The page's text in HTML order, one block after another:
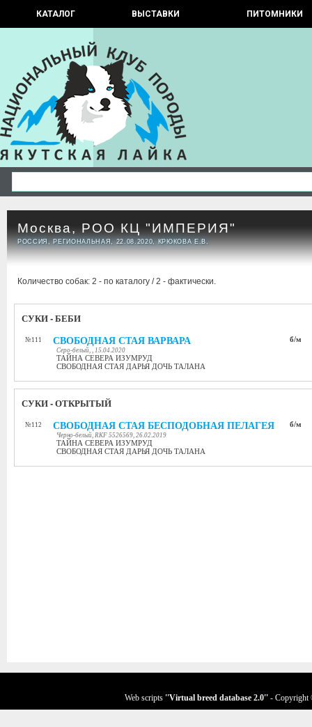
КАТАЛОГ ВЫСТАВКИ ПИТОМНИКИ
Москва, РОО КЦ "ИМПЕРИЯ"
РОССИЯ, РЕГИОНАЛЬНАЯ, 22.08.2020, КРЮКОВА Е.В.
Количество собак: 2 - по каталогу / 2 - фактически.
СУКИ - БЕБИ
№111 СВОБОДНАЯ СТАЯ ВАРВАРА
Серо-белый, , 15.04.2020
ТАЙНА СЕВЕРА ИЗУМРУД
СВОБОДНАЯ СТАЯ ДАРЬЯ ДОЧЬ ТАЛАНА
б/м
СУКИ - ОТКРЫТЫЙ
№112 СВОБОДНАЯ СТАЯ БЕСПОДОБНАЯ ПЕЛАГЕЯ
Черно-белый, RKF 5526569, 26.02.2019
ТАЙНА СЕВЕРА ИЗУМРУД
СВОБОДНАЯ СТАЯ ДАРЬЯ ДОЧЬ ТАЛАНА
б/м
Web scripts ''Virtual breed database 2.0'' - Copyright